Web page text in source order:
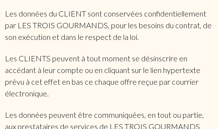
Les données du CLIENT sont conservées confidentiellement
par LES TROIS GOURMANDS, pour les besoins du contrat, de
son exécution et dans le respect de la loi.
Les CLIENTS peuvent à tout moment se désinscrire en
accédant à leur compte ou en cliquant sur le lien hypertexte
prévu à cet effet en bas ce chaque offre reçue par courrier
électronique.
Les données peuvent être communiquées, en tout ou partie,
aux prestataires de services de LES TROIS GOURMANDS